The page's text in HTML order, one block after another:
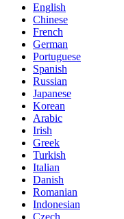
English
Chinese
French
German
Portuguese
Spanish
Russian
Japanese
Korean
Arabic
Irish
Greek
Turkish
Italian
Danish
Romanian
Indonesian
Czech